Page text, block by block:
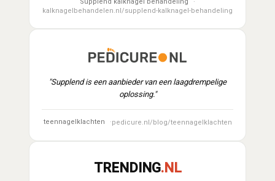
kalknagelbehandelen.nl/supplend-kalknagel-behandeling
"Supplend is een aanbieder van een laagdrempelige
oplossing."
teennagelklachten pedicure.nl/blog/teennagelklachten
TRENDING.NL